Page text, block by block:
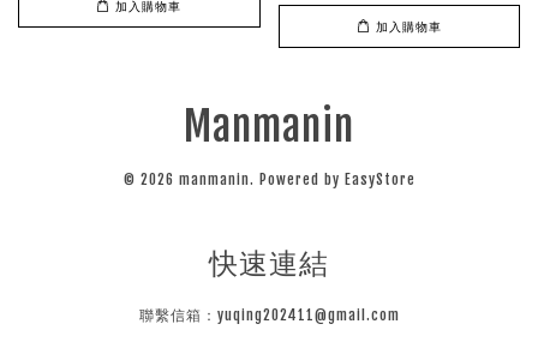
加入購物車
加入購物車
Manmanin
© 2026 manmanin. Powered by EasyStore
快速連結
聯繫信箱：yuqing202411@gmail.com